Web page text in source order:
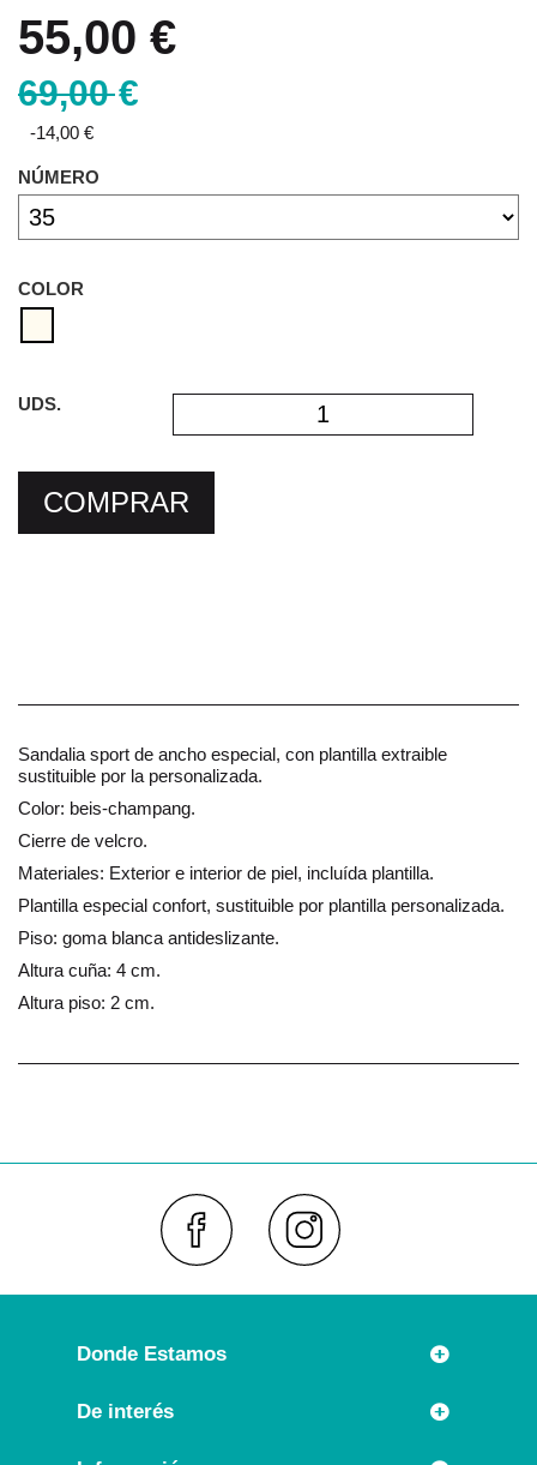
55,00 €
69,00 €
-14,00 €
NÚMERO
COLOR
UDS.
COMPRAR
Sandalia sport de ancho especial, con plantilla extraible
sustituible por la personalizada.
Color: beis-champang.
Cierre de velcro.
Materiales: Exterior e interior de piel, incluída plantilla.
Plantilla especial confort, sustituible por plantilla personalizada.
Piso: goma blanca antideslizante.
Altura cuña: 4 cm.
Altura piso: 2 cm.
Donde Estamos
Rúa Príncipe 7
De interés